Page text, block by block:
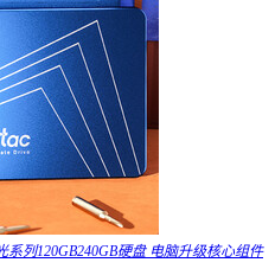
系列120GB240GB硬盘 电脑升级核心组件